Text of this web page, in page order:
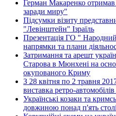
Герман Макаренко
заради миру"
Підсумки візиту
"Левінштейн" Ізраїль
Презентація ГО "
напрямки та плани
Затримання та арешт
Старова в Мюнхені на
окупованого Криму
З 28 квітня по 2 травня
виставка ретро-
Українські козаки та
довжиною понад п'ять